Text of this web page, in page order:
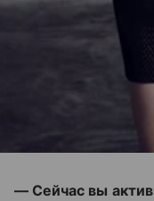
— Сейчас вы